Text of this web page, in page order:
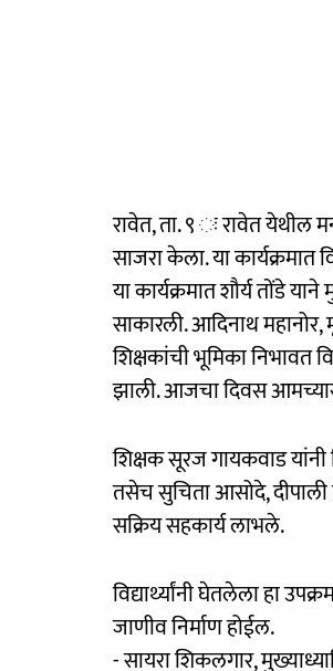
रावेत, ता. ९ ः रावेत येथील
साजरा केला. या कार्यक्रमात
या कार्यक्रमात शौर्य तोंडे
साकारली. आदिनाथ
शिक्षकांची भूमिका निभावत
झाली. आजचा दिवस
शिक्षक सूरज गायकवाड
तसेच सुचिता आसोदे, दीपाली
सक्रिय सहकार्य लाभले.
विद्यार्थ्यांनी घेतलेला हा
जाणीव निर्माण होईल.
- सायरा शिकलगार,